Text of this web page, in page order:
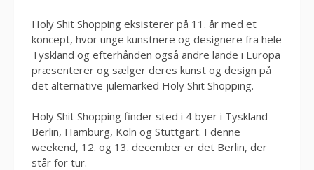
Holy Shit Shopping eksisterer på 11. år med et
koncept, hvor unge kunstnere og designere fra hele
Tyskland og efterhånden også andre lande i Europa
præsenterer og sælger deres kunst og design på
det alternative julemarked Holy Shit Shopping.
Holy Shit Shopping finder sted i 4 byer i Tyskland
Berlin, Hamburg, Köln og Stuttgart. I denne
weekend, 12. og 13. december er det Berlin, der
står for tur.